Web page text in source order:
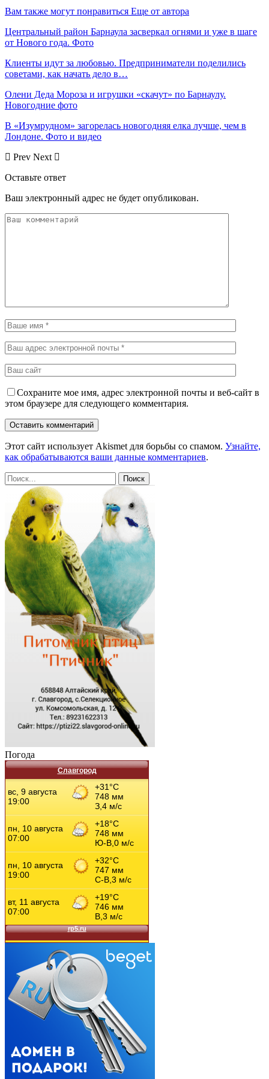
Вам также могут понравиться Еще от автора
Центральный район Барнаула засверкал огнями и уже в шаге
от Нового года. Фото
Клиенты идут за любовью. Предприниматели поделились
советами, как начать дело в…
Олени Деда Мороза и игрушки «скачут» по Барнаулу.
Новогодние фото
В «Изумрудном» загорелась новогодняя елка лучше, чем в
Лондоне. Фото и видео
Prev Next
Оставьте ответ
Ваш электронный адрес не будет опубликован.
Сохраните мое имя, адрес электронной почты и веб-сайт в
этом браузере для следующего комментария.
Этот сайт использует Akismet для борьбы со спамом. Узнайте,
как обрабатываются ваши данные комментариев.
Погода
Славгород